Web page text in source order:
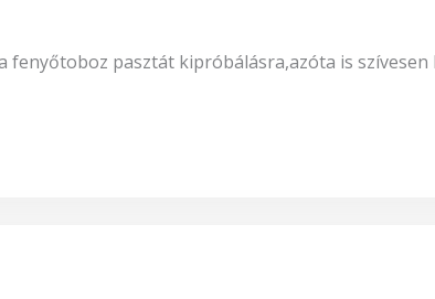
fenyőtoboz pasztát kipróbálásra,azóta is